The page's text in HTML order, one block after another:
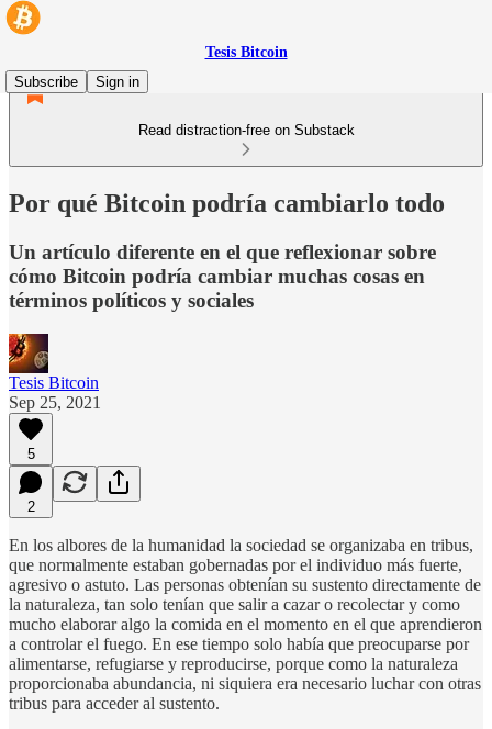
Tesis Bitcoin
Subscribe
Sign in
Read distraction-free on Substack
Por qué Bitcoin podría cambiarlo todo
Un artículo diferente en el que reflexionar sobre
cómo Bitcoin podría cambiar muchas cosas en
términos políticos y sociales
Tesis Bitcoin
Sep 25, 2021
5
2
En los albores de la humanidad la sociedad se organizaba en tribus,
que normalmente estaban gobernadas por el individuo más fuerte,
agresivo o astuto. Las personas obtenían su sustento directamente de
la naturaleza, tan solo tenían que salir a cazar o recolectar y como
mucho elaborar algo la comida en el momento en el que aprendieron
a controlar el fuego. En ese tiempo solo había que preocuparse por
alimentarse, refugiarse y reproducirse, porque como la naturaleza
proporcionaba abundancia, ni siquiera era necesario luchar con otras
tribus para acceder al sustento.